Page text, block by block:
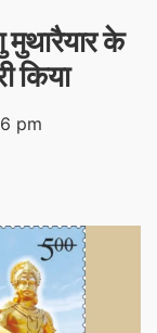
मुथारैयार के
किया
pm